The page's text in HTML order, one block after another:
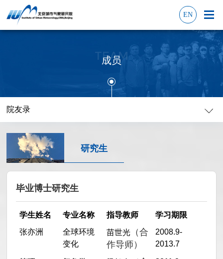
EN
TEAM
成员
院友录
研究生
毕业博士研究生
学生姓名 专业名称 指导教师
学习期限
张亦洲
全球环境
变化
苗世光
（合
作导师）
2008.9-
2013.7